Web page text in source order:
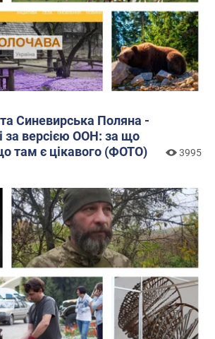
Синевирська Поляна -
за версією ООН: за що
там є цікавого (ФОТО)
3995